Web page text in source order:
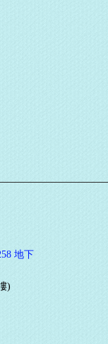
地下
)